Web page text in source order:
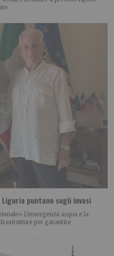
puntano sugli invasi
L’emergenza acqua e la
per garantire